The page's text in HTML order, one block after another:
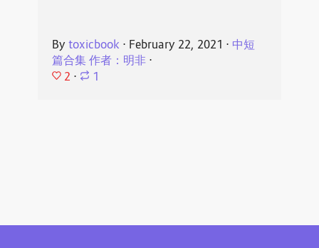
By toxicbook ⋅ February 22, 2021 ⋅ 中短
篇合集 作者：明非⋅
2 ⋅ 1